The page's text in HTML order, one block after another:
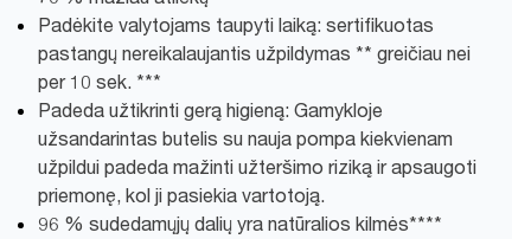
Padėkite valytojams taupyti laiką: sertifikuotas
pastangų nereikalaujantis užpildymas ** greičiau nei
per 10 sek. ***
Padeda užtikrinti gerą higieną: Gamykloje
užsandarintas butelis su nauja pompa kiekvienam
užpildui padeda mažinti užteršimo riziką ir apsaugoti
priemonę, kol ji pasiekia vartotoją.
96 % sudedamųjų dalių yra natūralios kilmės****